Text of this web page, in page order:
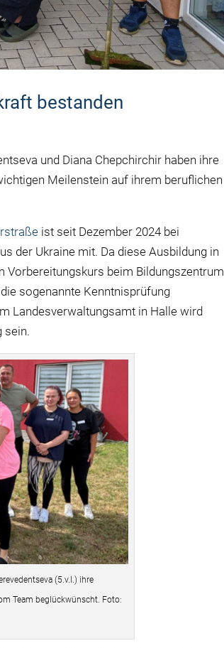
bestanden
und Diana Chepchirchir haben ihre
Meilenstein auf ihrem beruflichen
ist seit Dezember 2024 bei
der Ukraine mit. Da diese Ausbildung in
Vorbereitungskurs beim Bildungszentrum
sogenannte Kenntnisprüfung
Landesverwaltungsamt in Halle wird
sein.
(5.v.l.) ihre
Team beglückwünscht. Foto: